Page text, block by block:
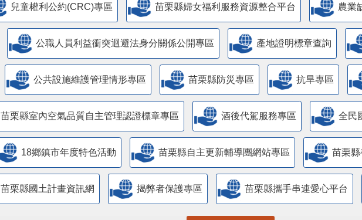
兒童權利公約(CRC)專區 苗栗縣婦女福利服務資源整合平台 農業
公職人員利益衝突迴避法身分關係公開專區 產地證明標章查詢
​公共設施維護管理情形專區 苗栗縣防災專區 抗旱專區
苗栗縣室內空氣品質自主管理認證標章專區 酒後代駕服務專區 全民
18鄉鎮市年度特色活動 苗栗縣自主更新輔導團網站專區 苗栗
苗栗縣國土計畫資訊網 揭弊者保護專區 苗栗縣攜手串連愛心平台